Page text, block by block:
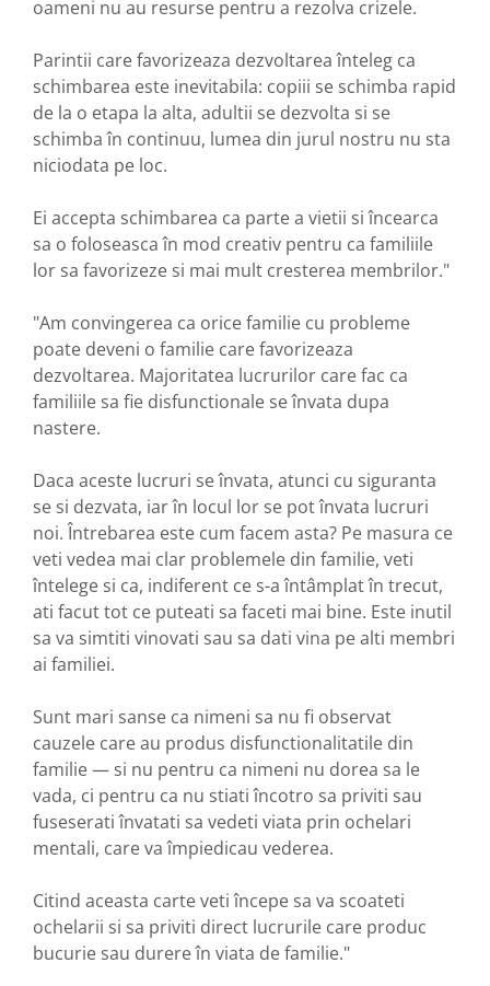
oameni nu au resurse pentru a rezolva crizele.
Parintii care favorizeaza dezvoltarea înteleg ca
schimbarea este inevitabila: copiii se schimba rapid
de la o etapa la alta, adultii se dezvolta si se
schimba în continuu, lumea din jurul nostru nu sta
niciodata pe loc.
Ei accepta schimbarea ca parte a vietii si încearca
sa o foloseasca în mod creativ pentru ca familiile
lor sa favorizeze si mai mult cresterea membrilor."
"Am convingerea ca orice familie cu probleme
poate deveni o familie care favorizeaza
dezvoltarea. Majoritatea lucrurilor care fac ca
familiile sa fie disfunctionale se învata dupa
nastere.
Daca aceste lucruri se învata, atunci cu siguranta
se si dezvata, iar în locul lor se pot învata lucruri
noi. Întrebarea este cum facem asta? Pe masura ce
veti vedea mai clar problemele din familie, veti
întelege si ca, indiferent ce s-a întâmplat în trecut,
ati facut tot ce puteati sa faceti mai bine. Este inutil
sa va simtiti vinovati sau sa dati vina pe alti membri
ai familiei.
Sunt mari sanse ca nimeni sa nu fi observat
cauzele care au produs disfunctionalitatile din
familie — si nu pentru ca nimeni nu dorea sa le
vada, ci pentru ca nu stiati încotro sa priviti sau
fuseserati învatati sa vedeti viata prin ochelari
mentali, care va împiedicau vederea.
Citind aceasta carte veti începe sa va scoateti
ochelarii si sa priviti direct lucrurile care produc
bucurie sau durere în viata de familie."